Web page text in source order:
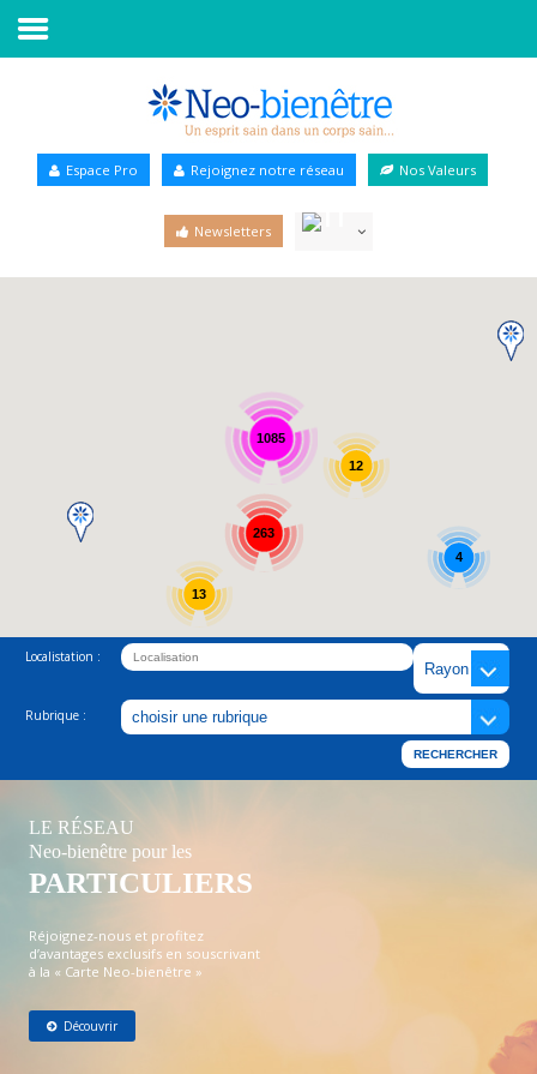
Annuaire Bien-être
Espace Pro Rejoignez notre réseau Nos Valeurs
Newsletters
1085
13
263
4
12
Localistation :
Rubrique :
LE RÉSEAU
Neo-bienêtre pour les
PARTICULIERS
Réjoignez-nous et profitez
d’avantages exclusifs en souscrivant
à la « Carte Neo-bienêtre »
Découvrir